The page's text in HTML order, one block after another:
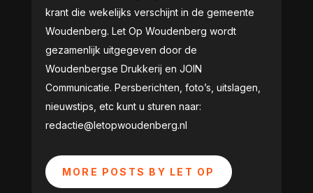
krant die wekelijks verschijnt in de gemeente
Woudenberg. Let Op Woudenberg wordt
gezamenlijk uitgegeven door de
Woudenbergse Drukkerij en JOIN
Communicatie. Persberichten, foto’s, uitslagen,
nieuwstips, etc kunt u sturen naar:
redactie@letopwoudenberg.nl
MORE POSTS BY LET OP